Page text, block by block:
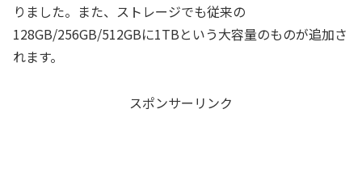
りました。また、ストレージでも従来の
128GB/256GB/512GBに1TBという大容量のものが追加さ
れます。
スポンサーリンク